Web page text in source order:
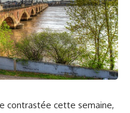
contrastée cette semaine,